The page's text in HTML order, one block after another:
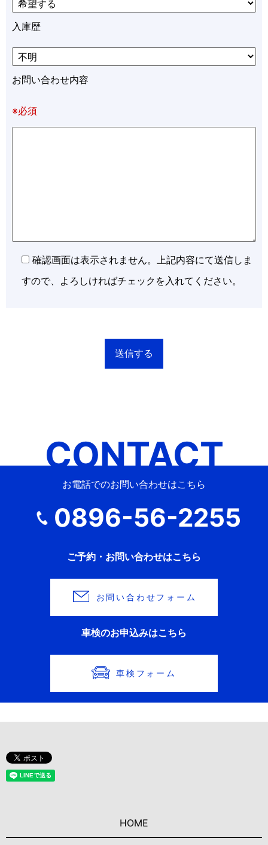
入庫歴
お問い合わせ内容
※必須
確認画面は表示されません。上記内容にて送信しま
すので、よろしければチェックを入れてください。
CONTACT
お電話でのお問い合わせはこちら
0896-56-2255
ご予約・お問い合わせはこちら
お問い合わせフォーム
車検のお申込みはこちら
車検フォーム
HOME